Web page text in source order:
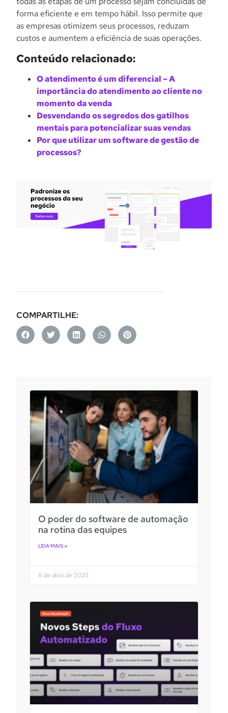
forma eficiente e em tempo hábil. Isso permite que
as empresas otimizem seus processos, reduzam
custos e aumentem a eficiência de suas operações.
Conteúdo relacionado:
O atendimento é um diferencial – A
importância do atendimento ao cliente no
momento da venda
Desvendando os segredos dos gatilhos
mentais para potencializar suas vendas
Por que utilizar um software de gestão de
processos?
COMPARTILHE:
O poder do software de automação
na rotina das equipes
LEIA MAIS »
8 de abril de 2025